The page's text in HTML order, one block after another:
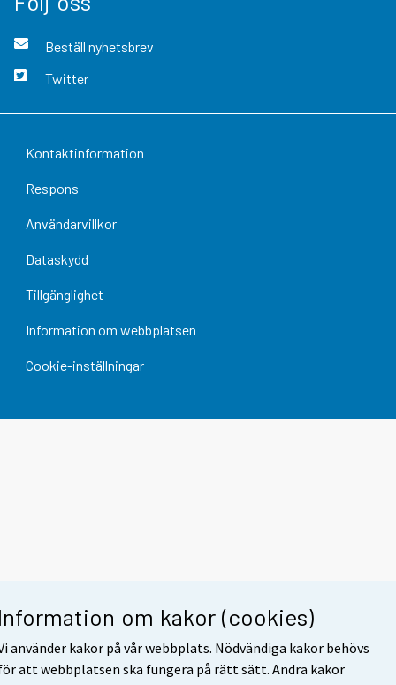
om kakor (cookies)
använder kakor på vår webbplats. Nödvändiga kakor behövs
att webbplatsen ska fungera på rätt sätt. Andra kakor
Beställ nyhetsbrev
Twitter
Kontaktinformation
Respons
Användarvillkor
Dataskydd
Tillgänglighet
Information om webbplatsen
Cookie-inställningar